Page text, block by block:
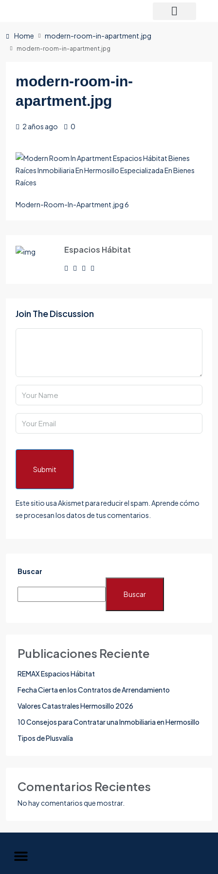
Home modern-room-in-apartment.jpg
modern-room-in-apartment.jpg
modern-room-in-
apartment.jpg
2 años ago 0
Modern-Room-In-Apartment.jpg 6
Espacios Hábitat
Join The Discussion
Submit
Este sitio usa Akismet para reducir el spam. Aprende cómo
se procesan los datos de tus comentarios.
Buscar
Buscar
Publicaciones Reciente
REMAX Espacios Hábitat
Fecha Cierta en los Contratos de Arrendamiento
Valores Catastrales Hermosillo 2026
10 Consejos para Contratar una Inmobiliaria en Hermosillo
Tipos de Plusvalía
Comentarios Recientes
No hay comentarios que mostrar.